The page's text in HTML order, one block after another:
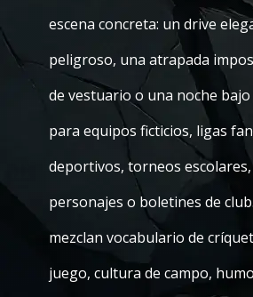
escena concreta: un drive
peligroso, una atrapada
de vestuario o una noche
para equipos ficticios, ligas
deportivos, torneos
personajes o boletines de
mezclan vocabulario de
juego, cultura de campo,